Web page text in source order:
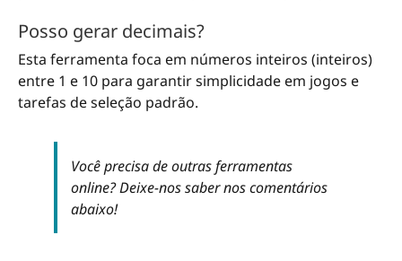
Posso gerar decimais?
Esta ferramenta foca em números inteiros (inteiros)
entre 1 e 10 para garantir simplicidade em jogos e
tarefas de seleção padrão.
Você precisa de outras ferramentas
online? Deixe-nos saber nos comentários
abaixo!